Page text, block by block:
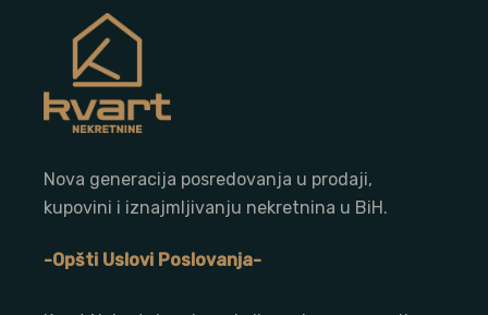
Nova generacija posredovanja u prodaji,
kupovini i iznajmljivanju nekretnina u BiH.
-Opšti Uslovi Poslovanja-